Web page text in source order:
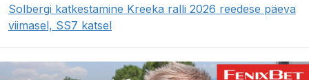
Solbergi katkestamine Kreeka ralli 2026 reedese päeva
viimasel, SS7 katsel